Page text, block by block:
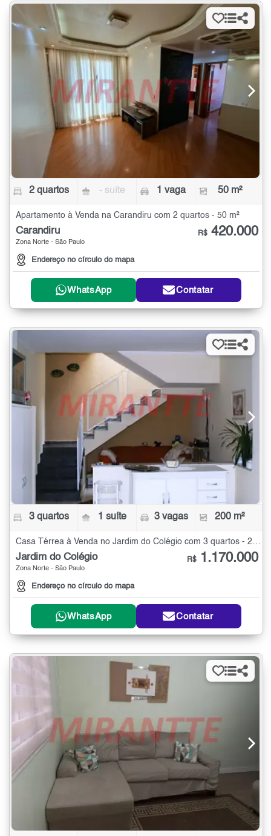
2 quartos - suíte 1 vaga 50 m²
Apartamento à Venda na Carandiru com 2 quartos - 50 m²
Carandiru
Zona Norte - São Paulo
Endereço no círculo do mapa
R$ 420.000
WhatsApp Contatar
3 quartos 1 suíte 3 vagas 200 m²
Casa Térrea à Venda no Jardim do Colégio com 3 quartos - 200 m²
Jardim do Colégio
Zona Norte - São Paulo
Endereço no círculo do mapa
R$ 1.170.000
WhatsApp Contatar